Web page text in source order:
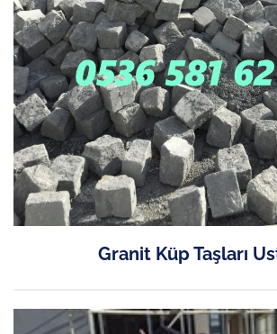
Granit Küp Taşları